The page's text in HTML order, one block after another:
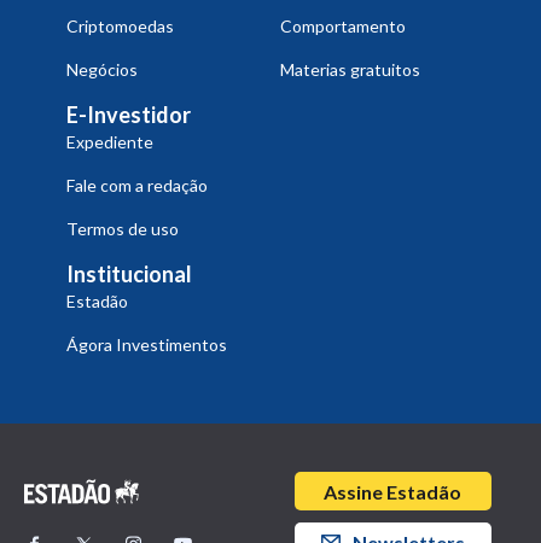
Criptomoedas Comportamento
Negócios Materias gratuitos
E-Investidor
Expediente
Fale com a redação
Termos de uso
Institucional
Estadão
Ágora Investimentos
Assine Estadão